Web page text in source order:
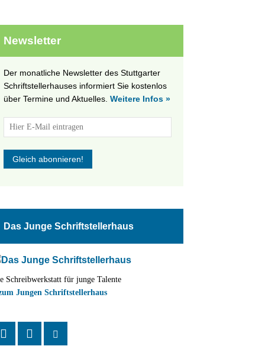
Newsletter
Der monatliche Newsletter des Stuttgarter
Schriftstellerhauses informiert Sie kostenlos
über Termine und Aktuelles. Weitere Infos »
Das Junge Schriftstellerhaus
Schreibwerkstatt für junge Talente
Jungen Schriftstellerhaus